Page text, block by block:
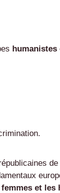
humanistes
et les